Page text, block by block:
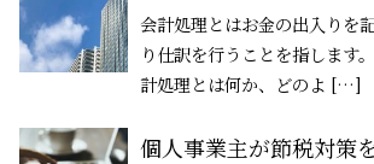
会計処理とはお金の出入りを
り仕訳を行うことを指します
計処理とは何か、どのよ […]
個人事業主が節税対策